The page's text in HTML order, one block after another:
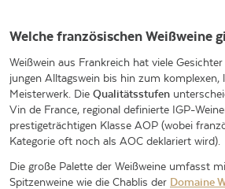
Welche französischen Weißweine
Weißwein aus Frankreich hat viele
jungen Alltagswein bis hin zum komplexen,
Meisterwerk. Die Qualitätsstufen
Vin de France, regional definierte IGP-
prestigeträchtigen Klasse AOP (wobei
Kategorie oft noch als AOC deklariert wird).
Die große Palette der Weißweine umfasst
Spitzenweine wie die Chablis der Domaine